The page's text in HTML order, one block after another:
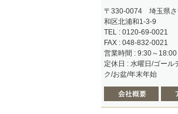
〒330-0074 埼玉県さ
和区北浦和1-3-9
TEL : 0120-69-0021
FAX : 048-832-0021
営業時間 : 9:30～18:00
定休日 : 水曜日/ゴール
ク/お盆/年末年始